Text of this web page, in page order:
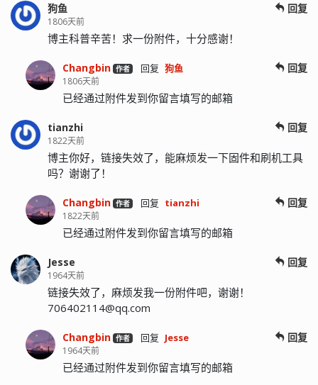
狗鱼
1806天前
回复
博主科普辛苦！求一份附件，十分感谢！
Changbin 作者 回复 狗鱼
1806天前
回复
已经通过附件发到你留言填写的邮箱
tianzhi
1822天前
回复
博主你好，链接失效了，能麻烦发一下固件和刷机工具
吗？谢谢了！
Changbin 作者 回复 tianzhi
1822天前
回复
已经通过附件发到你留言填写的邮箱
Jesse
1964天前
回复
链接失效了，麻烦发我一份附件吧，谢谢！
706402114@qq.com
Changbin 作者 回复 Jesse
1964天前
回复
已经通过附件发到你留言填写的邮箱